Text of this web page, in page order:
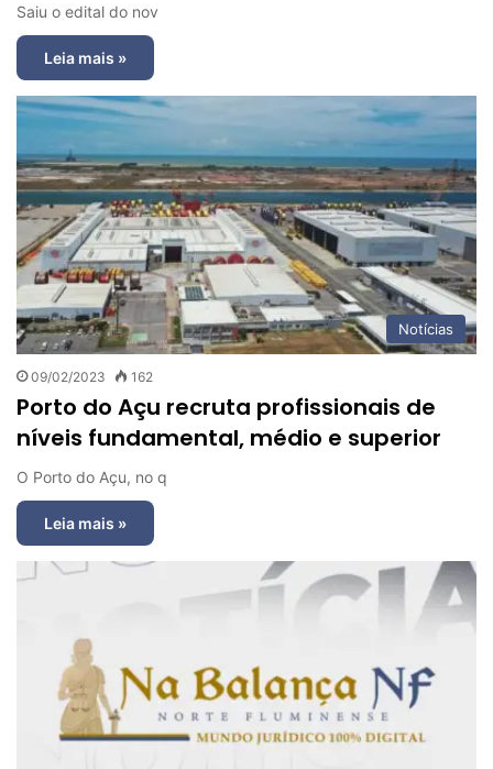
Saiu o edital do nov
Leia mais »
Notícias
09/02/2023 162
Porto do Açu recruta profissionais de
níveis fundamental, médio e superior
O Porto do Açu, no q
Leia mais »